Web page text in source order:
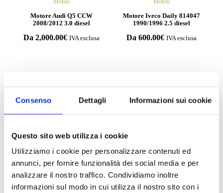
Consenso Dettagli Informazioni sui cookie
Questo sito web utilizza i cookie
Utilizziamo i cookie per personalizzare contenuti ed
annunci, per fornire funzionalità dei social media e per
analizzare il nostro traffico. Condividiamo inoltre
informazioni sul modo in cui utilizza il nostro sito con i
Motori
Motore Audi Q5 CCW
2008/2012 3.0 diesel
Da 2,000.00€ IVA esclusa
Motori
Motore Iveco Daily 814047
1990/1996 2.5 diesel
Da 600.00€ IVA esclusa
Compila il form e richiedi